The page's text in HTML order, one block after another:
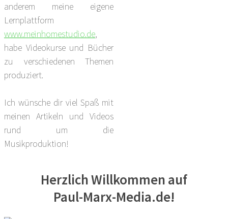
anderem meine eigene
Lernplattform
www.meinhomestudio.de,
habe Videokurse und Bücher
zu verschiedenen Themen
produziert.
Ich wünsche dir viel Spaß mit
meinen Artikeln und Videos
rund um die
Musikproduktion!
Herzlich Willkommen auf
Paul-Marx-Media.de!